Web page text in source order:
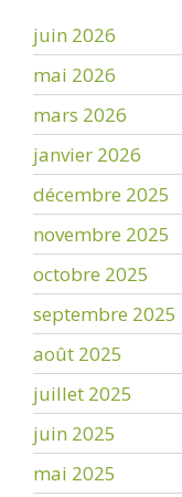
juin 2026
mai 2026
mars 2026
janvier 2026
décembre 2025
novembre 2025
octobre 2025
septembre 2025
août 2025
juillet 2025
juin 2025
mai 2025